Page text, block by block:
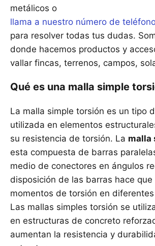
metálicos o
llama a nuestro número de
para resolver todas tus dudas.
donde hacemos productos y
vallar fincas, terrenos, campos,
Qué es una malla simple
La malla simple torsión es un tipo
utilizada en elementos
su resistencia de torsión. La malla
esta compuesta de barras
medio de conectores en ángulos
disposición de las barras hace
momentos de torsión en
Las mallas simples torsión se
en estructuras de concreto
aumentan la resistencia y